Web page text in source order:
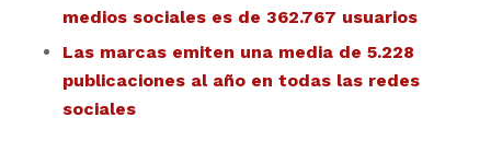
medios sociales es de 362.767 usuarios
Las marcas emiten una media de 5.228
publicaciones al año en todas las redes
sociales